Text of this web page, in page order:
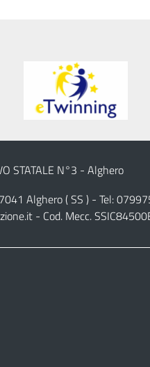
STATALE N°3 - Alghero
Alghero ( SS ) - Tel:
- Cod. Mecc.